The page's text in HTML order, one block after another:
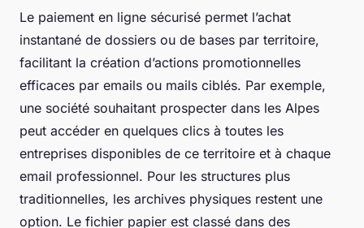
Le paiement en ligne sécurisé permet l’achat
instantané de dossiers ou de bases par territoire,
facilitant la création d’actions promotionnelles
efficaces par emails ou mails ciblés. Par exemple,
une société souhaitant prospecter dans les Alpes
peut accéder en quelques clics à toutes les
entreprises disponibles de ce territoire et à chaque
email professionnel. Pour les structures plus
traditionnelles, les archives physiques restent une
option. Le fichier papier est classé dans des